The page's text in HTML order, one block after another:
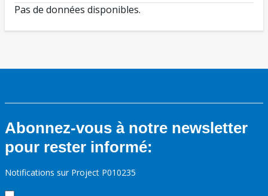
Pas de données disponibles.
Abonnez-vous à notre newsletter
pour rester informé:
Notifications sur Project P010235